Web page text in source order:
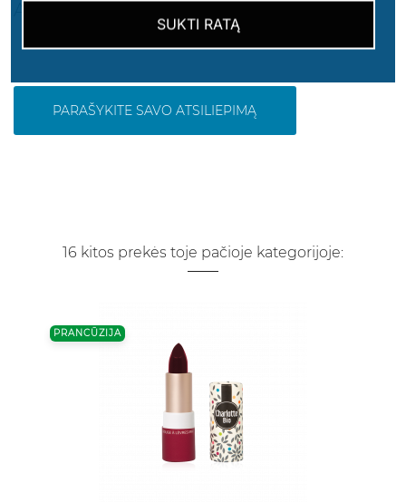
PARAŠYKITE SAVO ATSILIEPIMĄ
16 kitos prekės toje pačioje kategorijoje:
PRANCŪZIJA
SUKTI RATĄ